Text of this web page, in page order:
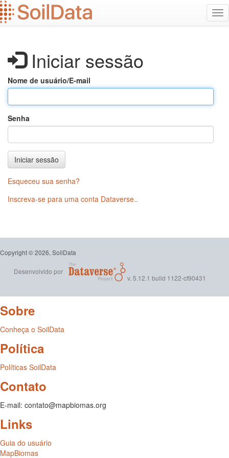
Ir
para
o
Iniciar sessão
Nome de usuário/E-mail
Senha
Iniciar sessão
Esqueceu sua senha?
Inscreva-se para uma conta Dataverse..
Copyright © 2026, SoilData
Desenvolvido por
v. 5.12.1 build 1122-cf90431
Sobre
Conheça o SoilData
Política
Políticas SoilData
Contato
E-mail: contato@mapbiomas.org
Links
Guia do usuário
MapBiomas